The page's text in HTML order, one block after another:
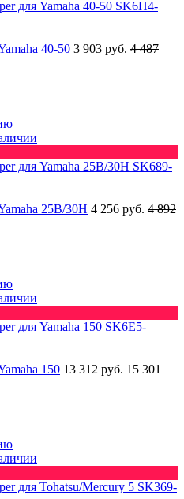
40-50 3 903 руб. 4 487
25B/30H 4 256 руб. 4 892
150 13 312 руб. 15 301